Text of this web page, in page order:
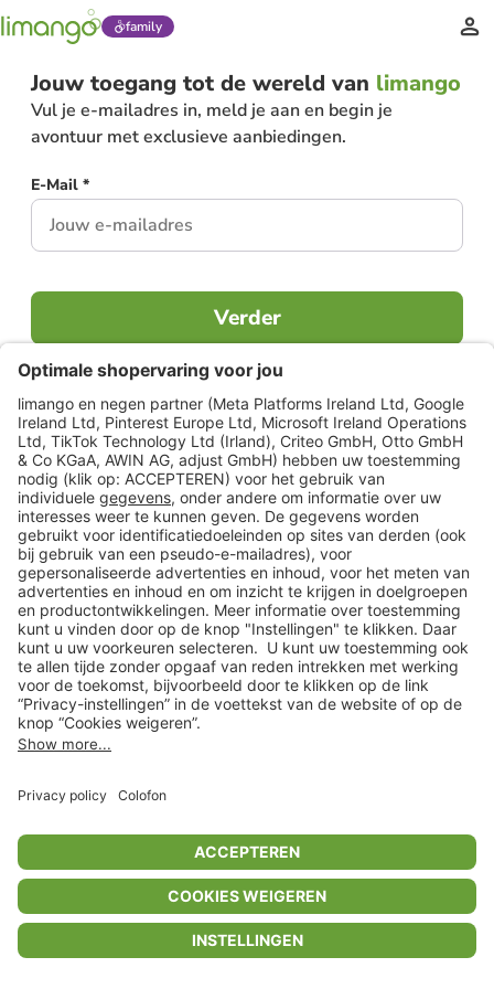
family
Jouw toegang tot de wereld van limango
Vul je e-mailadres in, meld je aan en begin je
avontuur met exclusieve aanbiedingen.
E-Mail *
Verder
Al lid?Inloggen
PrivacyinstellingenAlgemene voorwaardenPrivacybeleidColofon
Help Center